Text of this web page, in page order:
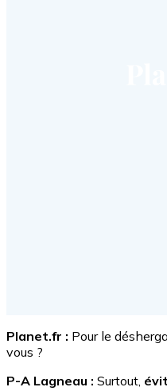
Planet.fr : Pour le
vous ?
P-A Lagneau : Surtout,